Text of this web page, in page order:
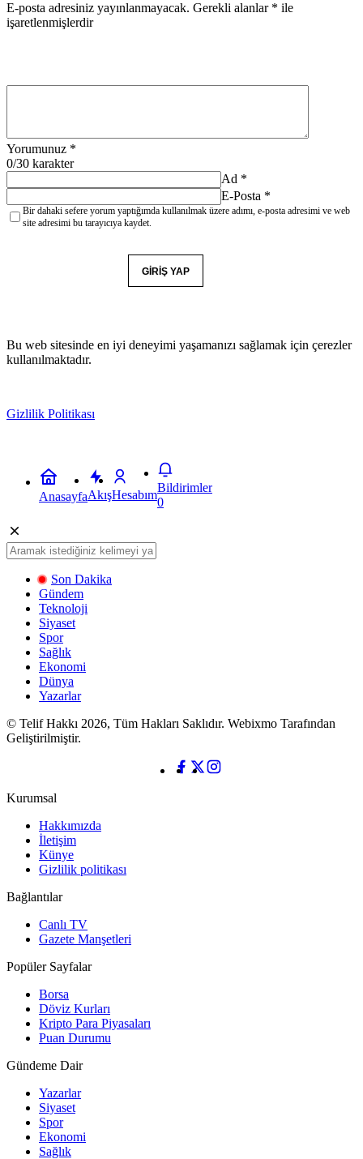
E-posta adresiniz yayınlanmayacak. Gerekli alanlar * ile
işaretlenmişlerdir
Yorumunuz *
0/30 karakter
Ad *
E-Posta *
Bir dahaki sefere yorum yaptığımda kullanılmak üzere adımı, e-posta adresimi ve web
site adresimi bu tarayıcıya kaydet.
GIRIŞ YAP
Bu web sitesinde en iyi deneyimi yaşamanızı sağlamak için çerezler
kullanılmaktadır.
Gizlilik Politikası
AnasayfaAkışHesabım
Bildirimler
0
Son Dakika
Gündem
Teknoloji
Siyaset
Spor
Sağlık
Ekonomi
Dünya
Yazarlar
© Telif Hakkı 2026, Tüm Hakları Saklıdır. Webixmo Tarafından
Geliştirilmiştir.
Kurumsal
Hakkımızda
İletişim
Künye
Gizlilik politikası
Bağlantılar
Canlı TV
Gazete Manşetleri
Popüler Sayfalar
Borsa
Döviz Kurları
Kripto Para Piyasaları
Puan Durumu
Gündeme Dair
Yazarlar
Siyaset
Spor
Ekonomi
Sağlık